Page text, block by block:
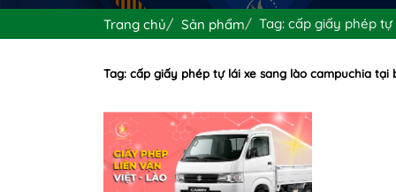
Trang chủ Sản phẩm Tag: cấp giấy phép
Tag: cấp giấy phép tự lái xe sang lào campuchia tại